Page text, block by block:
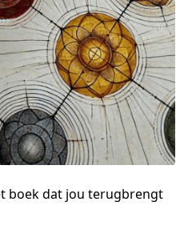
boek dat jou terugbrengt